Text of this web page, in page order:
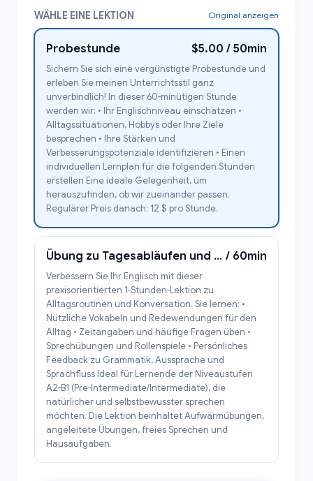
WÄHLE EINE LEKTION Original anzeigen
Probestunde $5.00 / 50min
Sichern Sie sich eine vergünstigte Probestunde und
erleben Sie meinen Unterrichtsstil ganz
unverbindlich! In dieser 60-minütigen Stunde
werden wir: • Ihr Englischniveau einschätzen •
Alltagssituationen, Hobbys oder Ihre Ziele
besprechen • Ihre Stärken und
Verbesserungspotenziale identifizieren • Einen
individuellen Lernplan für die folgenden Stunden
erstellen Eine ideale Gelegenheit, um
herauszufinden, ob wir zueinander passen.
Regulärer Preis danach: 12 $ pro Stunde.
Übung zu Tagesabläufen und alltäglichen Gesprächen (1 Stunde) / 60min
Verbessern Sie Ihr Englisch mit dieser
praxisorientierten 1-Stunden-Lektion zu
Alltagsroutinen und Konversation. Sie lernen: •
Nützliche Vokabeln und Redewendungen für den
Alltag • Zeitangaben und häufige Fragen üben •
Sprechübungen und Rollenspiele • Persönliches
Feedback zu Grammatik, Aussprache und
Sprachfluss Ideal für Lernende der Niveaustufen
A2-B1 (Pre-Intermediate/Intermediate), die
natürlicher und selbstbewusster sprechen
möchten. Die Lektion beinhaltet Aufwärmübungen,
angeleitete Übungen, freies Sprechen und
Hausaufgaben.